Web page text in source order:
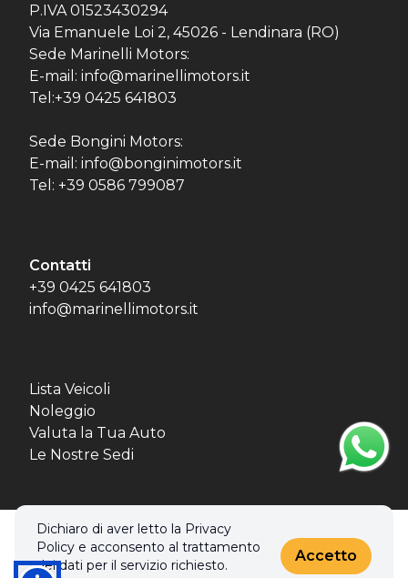
P.IVA 01523430294
Via Emanuele Loi 2, 45026 - Lendinara (RO)
Sede Marinelli Motors:
E-mail: info@marinellimotors.it
Tel:+39 0425 641803
Sede Bongini Motors:
E-mail: info@bonginimotors.it
Tel: +39 0586 799087
Contatti
+39 0425 641803
info@marinellimotors.it
Lista Veicoli
Noleggio
Valuta la Tua Auto
Le Nostre Sedi
Dichiaro di aver letto la Privacy
Policy e acconsento al trattamento
dei dati per il servizio richiesto.
Accetto
© 2026 MBL MOTORS SRL. Tutti i diritti riservati.
Privacy policy & Cookies policy